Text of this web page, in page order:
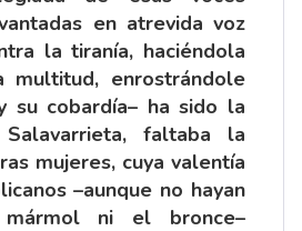
en atrevida voz
la tiranía, haciéndola
multitud, enrostrándole
su cobardía– ha sido la
faltaba la
mujeres, cuya valentía
–aunque no hayan
ni el bronce–